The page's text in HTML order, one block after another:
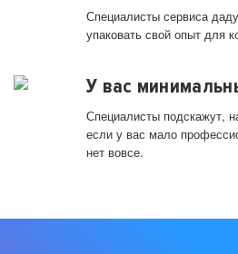
Специалисты сервиса
упаковать свой опыт для
У вас
Специалисты подскажут,
если у вас мало
нет вовсе.